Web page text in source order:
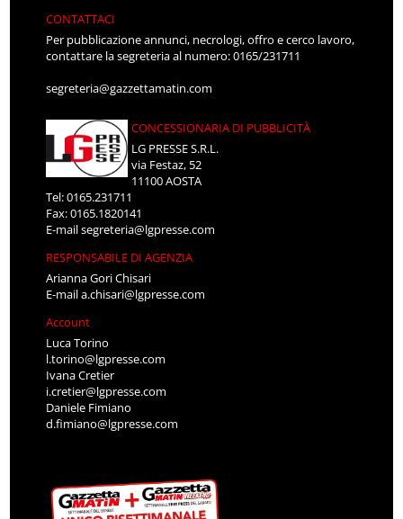
CONTATTACI
Per pubblicazione annunci, necrologi, offro e cerco lavoro,
contattare la segreteria al numero: 0165/231711
segreteria@gazzettamatin.com
CONCESSIONARIA DI PUBBLICITÀ
LG PRESSE S.R.L.
via Festaz, 52
11100 AOSTA
Tel: 0165.231711
Fax: 0165.1820141
E-mailsegreteria@lgpresse.com
RESPONSABILE DI AGENZIA
Arianna Gori Chisari
E-maila.chisari@lgpresse.com
Account
Luca Torino
l.torino@lgpresse.com
Ivana Cretier
i.cretier@lgpresse.com
Daniele Fimiano
d.fimiano@lgpresse.com